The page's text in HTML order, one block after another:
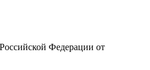
Федерации от